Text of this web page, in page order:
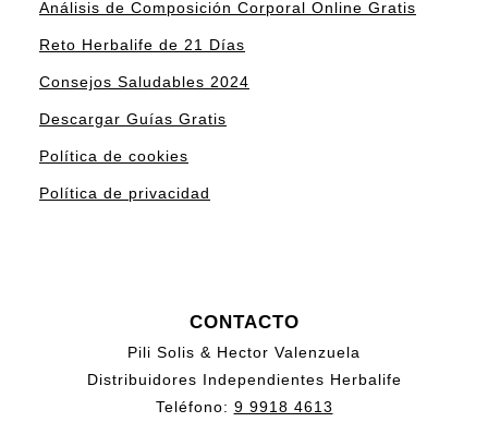
Análisis de Composición Corporal Online Gratis
Reto Herbalife de 21 Días
Consejos Saludables 2024
Descargar Guías Gratis
Política de cookies
Política de privacidad
CONTACTO
Pili Solis & Hector Valenzuela
Distribuidores Independientes Herbalife
Teléfono: 9 9918 4613